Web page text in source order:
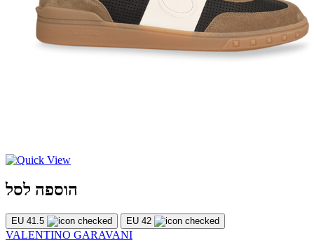
הוספה לסל
EU 41.5 EU 42
VALENTINO GARAVANI